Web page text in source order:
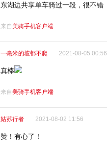
东湖边共享单车骑过一段，很不错
来自美骑手机客户端
一毫米的坡都不爬 2021-08-05 00:56
真棒
来自美骑手机客户端
姑苏行者 2021-08-02 11:56
赞！有心了！